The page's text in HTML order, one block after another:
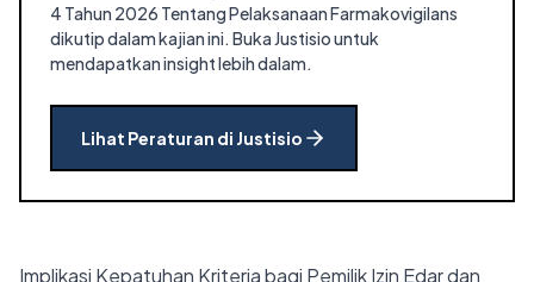
4 Tahun 2026 Tentang Pelaksanaan Farmakovigilans
dikutip dalam kajian ini. Buka Justisio untuk
mendapatkan insight lebih dalam.
Lihat Peraturan di Justisio
Implikasi Kepatuhan Kriteria bagi Pemilik Izin Edar dan